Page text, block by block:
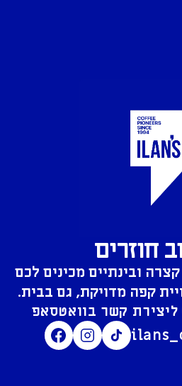
חוזרים
ובינתיים מכינים לכם
קפה מדויקת, גם בבית.